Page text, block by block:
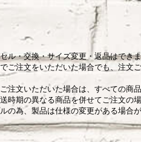
ル・交換・サイズ変更・返品はでき
ご注文をいただいた場合でも、注文
注文いただいた場合は、すべての商
時期の異なる商品を併せてご注文の
の為、製品は仕様の変更がある場合